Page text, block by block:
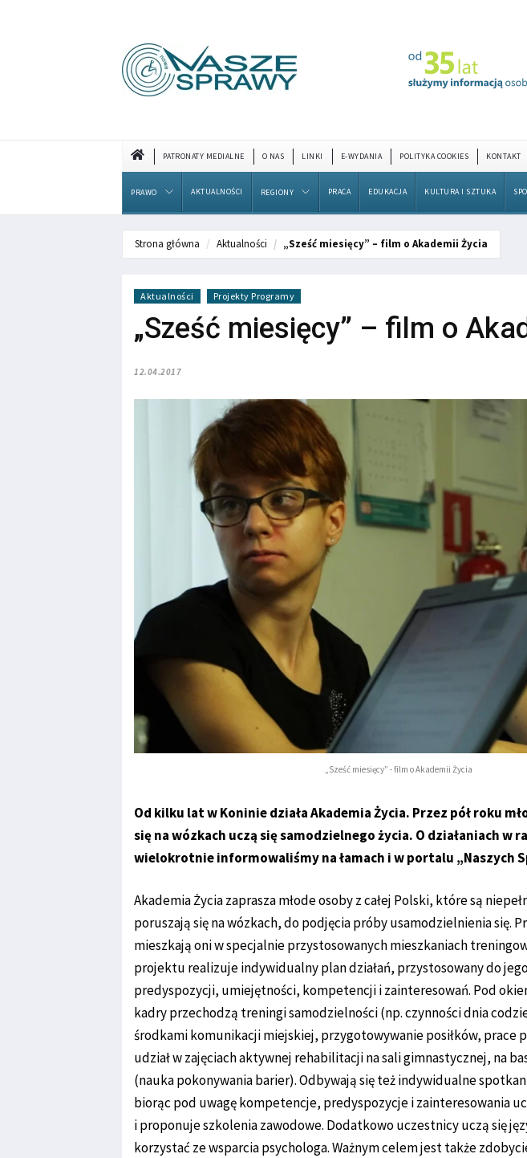
PATRONATY MEDIALNE O NAS LINKI E-WYDANIA POLITYKA COOKIES KONTAKT
PRAWO AKTUALNOŚCI REGIONY PRACA EDUKACJA KULTURA I SZTUKA
Strona główna Aktualności „Sześć miesięcy” – film o Akademii Życia
Aktualności Projekty Programy
„Sześć miesięcy” – film o
12.04.2017
„Sześć miesięcy” - film o Akademii Życia
Od kilku lat w Koninie działa Akademia Życia. Przez pół roku
się na wózkach uczą się samodzielnego życia. O działaniach w
wielokrotnie informowaliśmy na łamach i w portalu „Naszych
Akademia Życia zaprasza młode osoby z całej Polski, które są
poruszają się na wózkach, do podjęcia próby usamodzielnienia się.
mieszkają oni w specjalnie przystosowanych mieszkaniach
projektu realizuje indywidualny plan działań, przystosowany do
predyspozycji, umiejętności, kompetencji i zainteresowań. Pod
kadry przechodzą treningi samodzielności (np. czynności dnia
środkami komunikacji miejskiej, przygotowywanie posiłków, prace
udział w zajęciach aktywnej rehabilitacji na sali gimnastycznej, na
(nauka pokonywania barier). Odbywają się też indywidualne
biorąc pod uwagę kompetencje, predyspozycje i zainteresowania
i proponuje szkolenia zawodowe. Dodatkowo uczestnicy uczą się
korzystać ze wsparcia psychologa. Ważnym celem jest także